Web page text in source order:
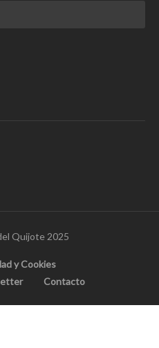
Quijote 2025
y Cookies
Contacto